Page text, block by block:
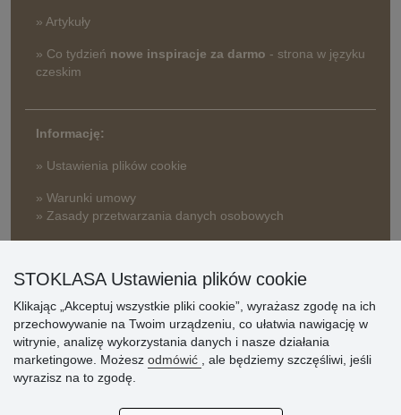
» Artykuły
» Co tydzień nowe inspiracje za darmo - strona w języku
czeskim
Informację:
» Ustawienia plików cookie
» Warunki umowy
» Zasady przetwarzania danych osobowych
» Najczęściej zadawane pytania
Ocena
STOKLASA Ustawienia plików cookie
Klikając „Akceptuj wszystkie pliki cookie”, wyrażasz zgodę na ich
przechowywanie na Twoim urządzeniu, co ułatwia nawigację w
witrynie, analizę wykorzystania danych i nasze działania
marketingowe. Możesz odmówić
, ale będziemy szczęśliwi, jeśli
wyrazisz na to zgodę.